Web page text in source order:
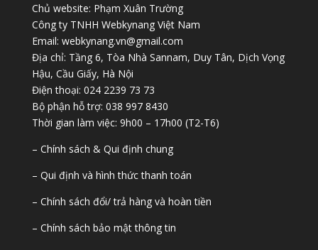
Chủ website: Phạm Xuân Trường
Công ty TNHH Webkynang Việt Nam
Email: webkynang.vn@gmail.com
Địa chỉ: Tầng 6, Tòa Nhà Sannam, Duy Tân, Dịch Vọng
Hậu, Cầu Giấy, Hà Nội
Điện thoại: 024 2239 73 73
Bộ phận hỗ trợ: 038 997 8430
Thời gian làm việc: 9h00 – 17h00 (T2-T6)
– Chính sách & Qui định chung
– Qui định và hình thức thanh toán
– Chính sách đổi/ trả hàng và hoàn tiền
– Chính sách bảo mật thông tin